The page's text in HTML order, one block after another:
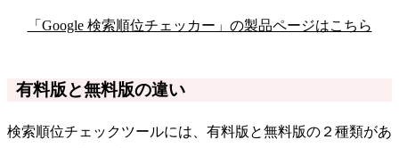
「Google 検索順位チェッカー」の製品ページはこちら
有料版と無料版の違い
検索順位チェックツールには、有料版と無料版の２種類があ